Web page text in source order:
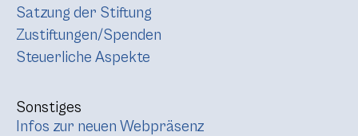
Satzung der Stiftung
Zustiftungen/Spenden
Steuerliche Aspekte
Sonstiges
Infos zur neuen Webpräsenz